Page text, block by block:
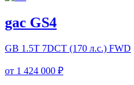
gac GS4
GB 1.5T 7DCT (170 л.с.) FWD
от 1 424 000 ₽